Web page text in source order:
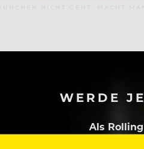
NICHT GEHT, MACHT
WERDE
Als
& Masterclasses der